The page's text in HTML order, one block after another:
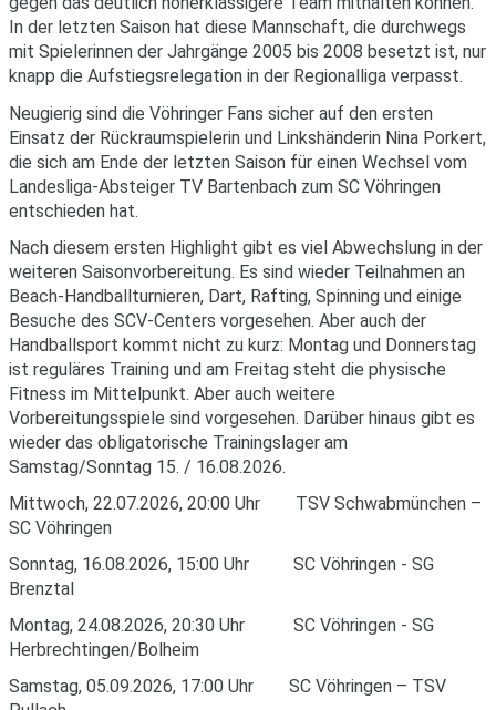
In der letzten Saison hat diese Mannschaft, die durchwegs
mit Spielerinnen der Jahrgänge 2005 bis 2008 besetzt ist, nur
knapp die Aufstiegsrelegation in der Regionalliga verpasst.
Neugierig sind die Vöhringer Fans sicher auf den ersten
Einsatz der Rückraumspielerin und Linkshänderin Nina Porkert,
die sich am Ende der letzten Saison für einen Wechsel vom
Landesliga-Absteiger TV Bartenbach zum SC Vöhringen
entschieden hat.
Nach diesem ersten Highlight gibt es viel Abwechslung in der
weiteren Saisonvorbereitung. Es sind wieder Teilnahmen an
Beach-Handballturnieren, Dart, Rafting, Spinning und einige
Besuche des SCV-Centers vorgesehen. Aber auch der
Handballsport kommt nicht zu kurz: Montag und Donnerstag
ist reguläres Training und am Freitag steht die physische
Fitness im Mittelpunkt. Aber auch weitere
Vorbereitungsspiele sind vorgesehen. Darüber hinaus gibt es
wieder das obligatorische Trainingslager am
Samstag/Sonntag 15. / 16.08.2026.
Mittwoch, 22.07.2026, 20:00 Uhr TSV Schwabmünchen –
SC Vöhringen
Sonntag, 16.08.2026, 15:00 Uhr SC Vöhringen - SG
Brenztal
Montag, 24.08.2026, 20:30 Uhr SC Vöhringen - SG
Herbrechtingen/Bolheim
Samstag, 05.09.2026, 17:00 Uhr SC Vöhringen – TSV